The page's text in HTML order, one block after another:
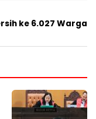
ke 6.027 Warga